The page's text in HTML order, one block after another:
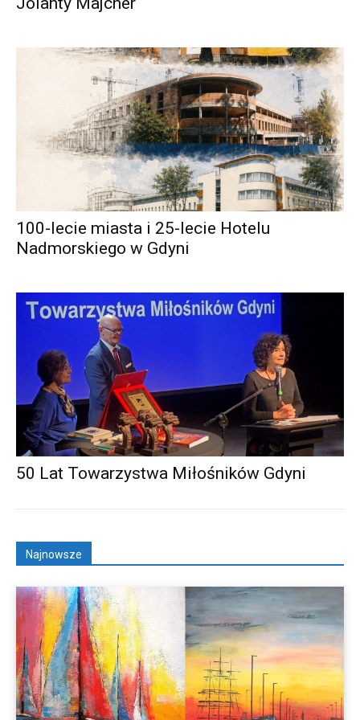
100-lecie miasta i 25-lecie Hotelu
Nadmorskiego w Gdyni
50 Lat Towarzystwa Miłośników Gdyni
Najnowsze